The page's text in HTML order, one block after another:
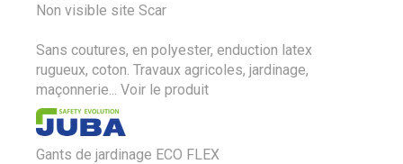
Non visible site Scar
Sans coutures, en polyester, enduction latex
rugueux, coton. Travaux agricoles, jardinage,
maçonnerie...
Voir le produit
Gants de jardinage ECO FLEX